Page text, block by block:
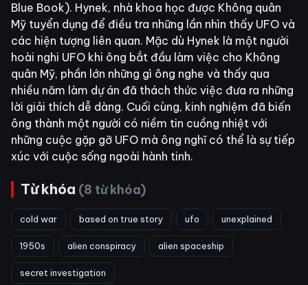
Blue Book). Hynek, nhà khoa học được Không quân
Mỹ tuyển dụng để điều tra những lần nhìn thấy UFO và
các hiện tượng liên quan. Mặc dù Hynek là một người
hoài nghi UFO khi ông bắt đầu làm việc cho Không
quân Mỹ, phần lớn những gì ông nghe và thấy qua
nhiều năm làm dự án đã thách thức việc đưa ra những
lời giải thích dễ dàng. Cuối cùng, kinh nghiệm đã biến
ông thành một người có niềm tin cuồng nhiệt với
những cuộc gặp gỡ UFO mà ông nghĩ có thể là sự tiếp
xúc với cuộc sống ngoài hành tinh.
Từ khóa (8 từ khóa)
cold war based on true story ufo unexplained
1950s alien conspiracy alien spaceship
secret investigation